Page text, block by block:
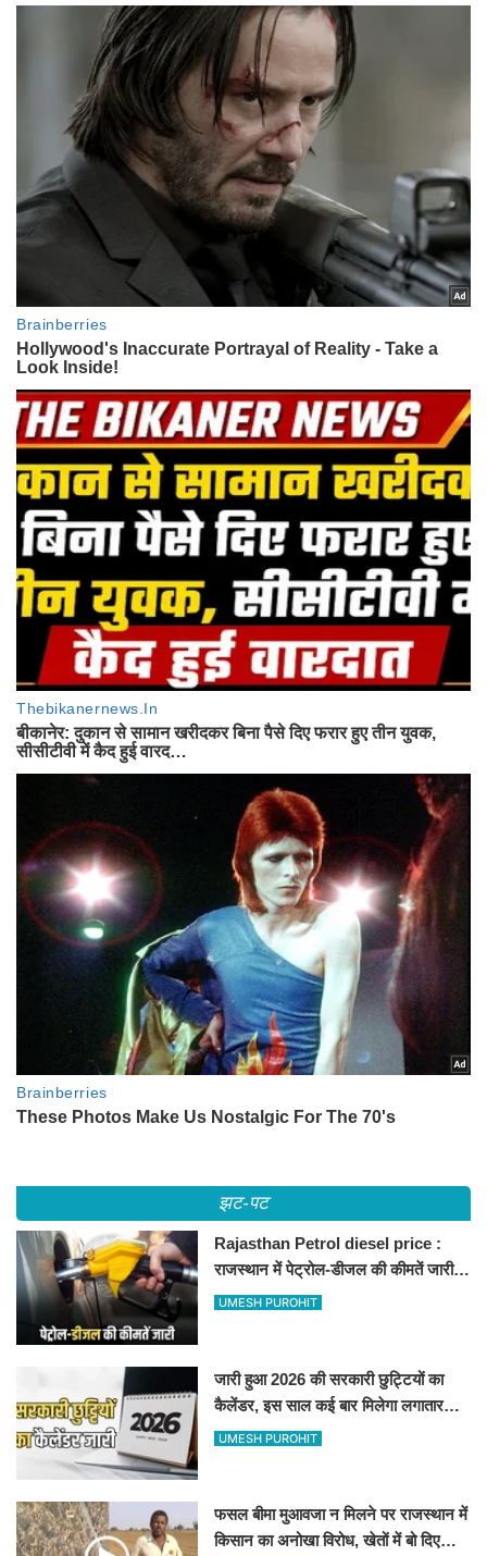
झट-पट
Rajasthan Petrol diesel price :
राजस्थान में पेट्रोल-डीजल की कीमतें जारी,
जानिए बीकानेर समेत पुरे प्रदेश में नए रेट
UMESH PUROHIT
जारी हुआ 2026 की सरकारी छुट्टियों का
कैलेंडर, इस साल कई बार मिलेगा लगातार
अवकाश, देखें
UMESH PUROHIT
फसल बीमा मुआवजा न मिलने पर राजस्थान में
किसान का अनोखा विरोध, खेतों में बो दिए